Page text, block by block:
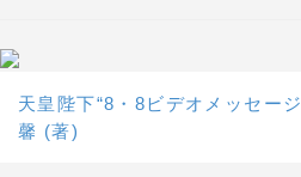
天皇陛下“8・8ビデオメッセー
馨 (著)